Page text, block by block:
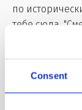
Consent
по
тебе сюда.
жизни в
мечтает